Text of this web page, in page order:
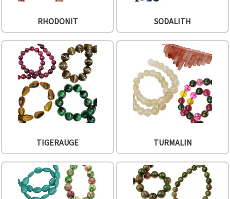
RHODONIT SODALITH
TIGERAUGE TURMALIN